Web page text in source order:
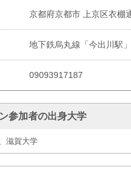
京都府京都市 上京区衣棚
地下鉄烏丸線「今出川駅
09093917187
参加者の出身大学
滋賀大学